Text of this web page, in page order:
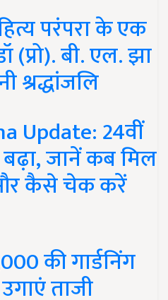
परंपरा के एक
बी. एल. झा
श्रद्धांजलि
Update: 24वीं
जानें कब मिल
कैसे चेक करें
की गार्डनिंग
ताजी